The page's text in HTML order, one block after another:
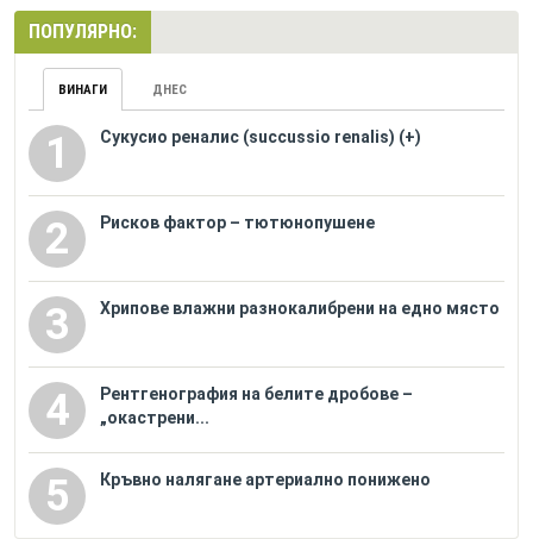
ПОПУЛЯРНО:
ВИНАГИ ДНЕС
1 Сукусио реналис (succussio renalis) (+)
2 Рисков фактор – тютюнопушене
3 Хрипове влажни разнокалибрени на едно място
4
Рентгенография на белите дробове –
„окастрени...
5 Кръвно налягане артериално понижено